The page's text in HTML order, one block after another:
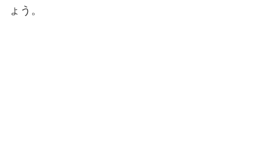
ょう。